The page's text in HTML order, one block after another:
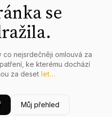
se
co nejsrdečněji omlouvá za
ke kterému dochází
za deset let...
Můj přehled